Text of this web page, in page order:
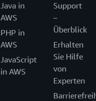
Java in
AWS
PHP in
AWS
JavaScript
in AWS
Support
–
Überblick
Erhalten
Sie Hilfe
von
Experten